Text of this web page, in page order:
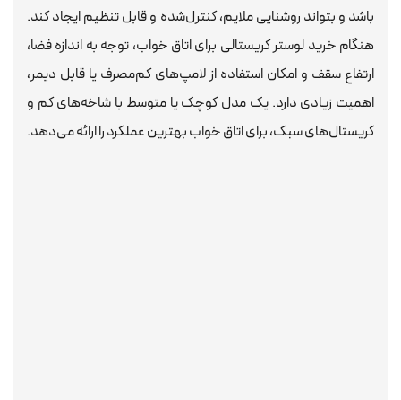
باشد و بتواند روشنایی ملایم، کنترل‌شده و قابل تنظیم ایجاد کند.
هنگام خرید لوستر کریستالی برای اتاق خواب، توجه به اندازه فضا،
ارتفاع سقف و امکان استفاده از لامپ‌های کم‌مصرف یا قابل دیمر،
اهمیت زیادی دارد. یک مدل کوچک یا متوسط با شاخه‌های کم و
کریستال‌های سبک، برای اتاق خواب بهترین عملکرد را ارائه می‌دهد.